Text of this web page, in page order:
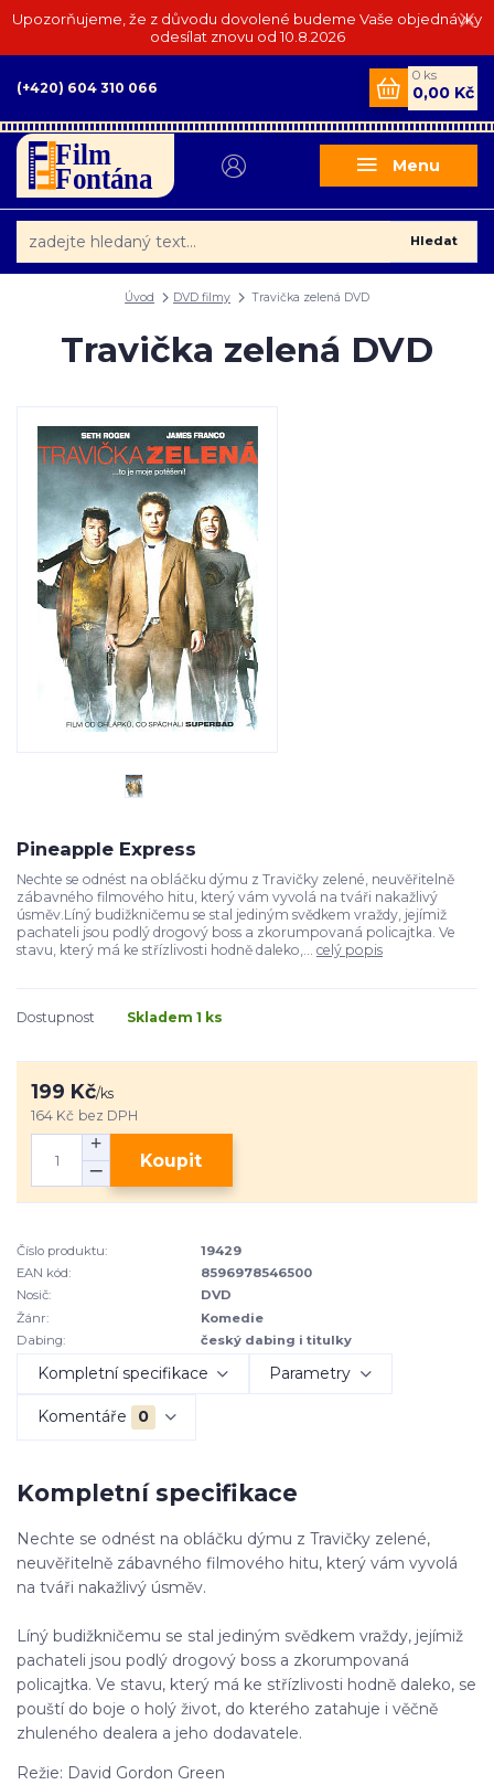
Upozorňujeme, že z důvodu dovolené budeme Vaše objednávky
odesílat znovu od 10.8.2026
Menu
Hledat
(+420) 604 310 066
0 ks
0,00 Kč
Úvod DVD filmy Travička zelená DVD
Travička zelená DVD
Pineapple Express
Nechte se odnést na obláčku dýmu z Travičky zelené, neuvěřitelně
zábavného filmového hitu, který vám vyvolá na tváři nakažlivý
úsměv.Líný budižkničemu se stal jediným svědkem vraždy, jejímiž
pachateli jsou podlý drogový boss a zkorumpovaná policajtka. Ve
stavu, který má ke střízlivosti hodně daleko,... celý popis
Dostupnost Skladem 1 ks
199 Kč/ks
164 Kč bez DPH
Koupit
Číslo produktu:
19429
EAN kód:
8596978546500
Nosič:
DVD
Žánr:
Komedie
Dabing:
český dabing i titulky
Kompletní specifikace Parametry
Komentáře 0
Kompletní specifikace
Nechte se odnést na obláčku dýmu z Travičky zelené,
neuvěřitelně zábavného filmového hitu, který vám vyvolá
na tváři nakažlivý úsměv.
Líný budižkničemu se stal jediným svědkem vraždy, jejímiž
pachateli jsou podlý drogový boss a zkorumpovaná
policajtka. Ve stavu, který má ke střízlivosti hodně daleko, se
pouští do boje o holý život, do kterého zatahuje i věčně
zhuleného dealera a jeho dodavatele.
Režie: David Gordon Green